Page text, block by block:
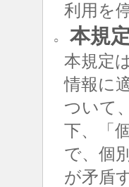
利用を
○ 本規
本規定
情報に
ついて
下、「
で、個
が矛盾